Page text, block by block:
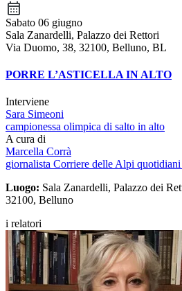
Sabato 06 giugno
Sala Zanardelli, Palazzo dei Rettori
Via Duomo, 38, 32100, Belluno, BL
PORRE L’ASTICELLA IN ALTO
Interviene
Sara Simeoni
campionessa olimpica di salto in alto
A cura di
Marcella Corrà
giornalista Corriere delle Alpi
Luogo: Sala Zanardelli, Palazzo dei
32100, Belluno
i relatori